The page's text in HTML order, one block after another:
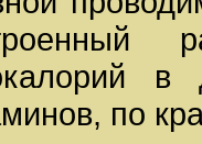
в
по